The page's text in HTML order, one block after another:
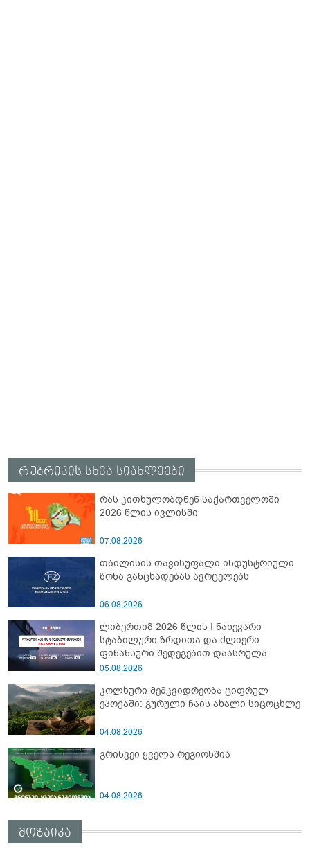
რუბრიკის სხვა სიახლეები
რას კითხულობდნენ საქართველოში
2026 წლის ივლისში
07.08.2026
თბილისის თავისუფალი ინდუსტრიული
ზონა განცხადებას ავრცელებს
06.08.2026
ლიბერთიმ 2026 წლის I ნახევარი
სტაბილური ზრდითა და ძლიერი
ფინანსური შედეგებით დაასრულა
05.08.2026
კოლხური მემკვიდრეობა ციფრულ
ეპოქაში: გურული ჩაის ახალი სიცოცხლე
04.08.2026
გრინვეი ყველა რეგიონშია
04.08.2026
მოზაიკა